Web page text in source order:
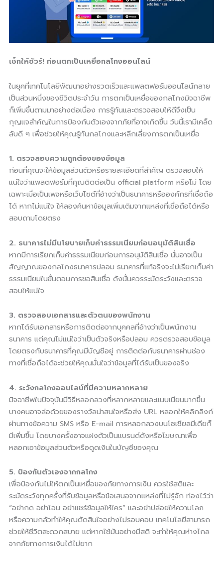
เช็กให้ชัวร์! ก่อนตกเป็นเหยื่อกลโกงออนไลน์
ในยุคที่เทคโนโลยีพัฒนาอย่างรวดเร็วและแพลตฟอร์มออนไลน์กลาย
เป็นส่วนหนึ่งของชีวิตประจำวัน การตกเป็นเหยื่อของกลโกงมิจฉาชีพ
ก็เพิ่มขึ้นตามมาอย่างต่อเนื่อง การรู้ทันและตรวจสอบให้ดีจึงเป็น
กุญแจสำคัญในการป้องกันตัวเองจากภัยที่อาจเกิดขึ้น วันนี้เรามีเคล็ด
ลับดี ๆ เพื่อช่วยให้คุณรู้ทันกลโกงและหลีกเลี่ยงการตกเป็นเหยื่อ
1. ตรวจสอบความถูกต้องของข้อมูล
ก่อนที่คุณจะให้ข้อมูลส่วนตัวหรือรายละเอียดที่สำคัญ ตรวจสอบให้
แน่ใจว่าแพลตฟอร์มที่คุณติดต่อเป็น official platform หรือไม่ โดย
เฉพาะเมื่อเป็นเพจหรือเว็บไซต์ที่อ้างว่าเป็นธนาคารหรือองค์กรที่เชื่อถือ
ได้ หากไม่แน่ใจ ให้ลองค้นหาข้อมูลเพิ่มเติมจากแหล่งที่เชื่อถือได้หรือ
สอบถามโดยตรง
2. ธนาคารไม่มีนโยบายเก็บค่าธรรมเนียมก่อนอนุมัติสินเชื่อ
หากมีการเรียกเก็บค่าธรรมเนียมก่อนการอนุมัติสินเชื่อ นั่นอาจเป็น
สัญญาณของกลโกงธนาคารปลอม ธนาคารที่แท้จริงจะไม่เรียกเก็บค่า
ธรรมเนียมในขั้นตอนการขอสินเชื่อ ดังนั้นควรระมัดระวังและตรวจ
สอบให้แน่ใจ
3. ตรวจสอบเอกสารและตัวตนของพนักงาน
หากได้รับเอกสารหรือการติดต่อจากบุคคลที่อ้างว่าเป็นพนักงาน
ธนาคาร แต่คุณไม่แน่ใจว่าเป็นตัวจริงหรือปลอม ควรตรวจสอบข้อมูล
โดยตรงกับธนาคารที่คุณมีบัญชีอยู่ การติดต่อกับธนาคารผ่านช่อง
ทางที่เชื่อถือได้จะช่วยให้คุณมั่นใจว่าข้อมูลที่ได้รับเป็นของจริง
4. ระวังกลโกงออนไลน์ที่มีความหลากหลาย
มิจฉาชีพในปัจจุบันมีวิธีหลอกลวงที่หลากหลายและแนบเนียนมากขึ้น
บางคนอาจล่อด้วยของรางวัลน่าสนใจหรือส่ง URL หลอกให้คลิกลิงก์
ผ่านทางข้อความ SMS หรือ E-mail การหลอกลวงบนโซเชียลมีเดียก็
มีเพิ่มขึ้น โดยบางครั้งอาจแฝงตัวเป็นแบรนด์ดังหรือโฆษณาเพื่อ
หลอกเอาข้อมูลส่วนตัวหรือดูดเงินในบัญชีของคุณ
5. ป้องกันตัวเองจากกลโกง
เพื่อป้องกันไม่ให้ตกเป็นเหยื่อของภัยทางการเงิน ควรใช้สติและ
ระมัดระวังทุกครั้งที่รับข้อมูลหรือข้อเสนอจากแหล่งที่ไม่รู้จัก ท่องไว้ว่า
“อย่ากด อย่าโอน อย่าแชร์ข้อมูลให้ใคร” และอย่าปล่อยให้ความโลภ
หรือความกลัวทำให้คุณตัดสินใจอย่างไม่รอบคอบ เทคโนโลยีสามารถ
ช่วยให้ชีวิตสะดวกสบาย แต่หากใช้มันอย่างมีสติ จะทำให้คุณห่างไกล
จากภัยทางการเงินได้ไม่ยาก